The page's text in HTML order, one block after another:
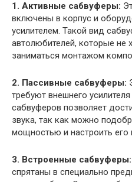
1. Активные сабвуферы:
включены в корпус и
усилителем. Такой вид
автолюбителей, которые не
заниматься монтажом
2. Пассивные сабвуферы:
требуют внешнего
сабвуферов позволяет
звука, так как можно
мощностью и настроить его
3. Встроенные сабвуферы:
спрятаны в специально